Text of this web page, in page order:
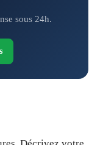
sous 24h.